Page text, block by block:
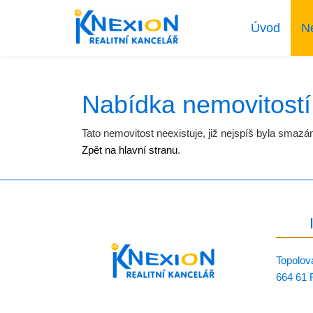
Úvod
Nabídka nemovitostí
Tato nemovitost neexistuje, již nejspíš byla
Zpět na hlavní stranu.
664 61